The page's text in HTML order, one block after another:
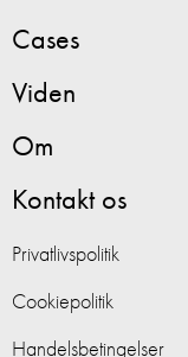
Cases
Viden
Om
Kontakt os
Privatlivspolitik
Cookiepolitik
Handelsbetingelser